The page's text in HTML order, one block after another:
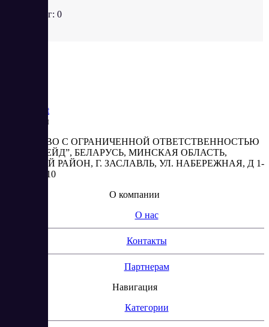
Рейтинг: 0
Market
Реквизиты
ОБЩЕСТВО С ОГРАНИЧЕННОЙ ОТВЕТСТВЕННОСТЬЮ
“АБЕСТРЕЙД”, БЕЛАРУСЬ, МИНСКАЯ ОБЛАСТЬ,
МИНСКИЙ РАЙОН, Г. ЗАСЛАВЛЬ, УЛ. НАБЕРЕЖНАЯ, Д 1-
2, КОМ. 310
О компании
О нас
Контакты
Партнерам
Навигация
Категории